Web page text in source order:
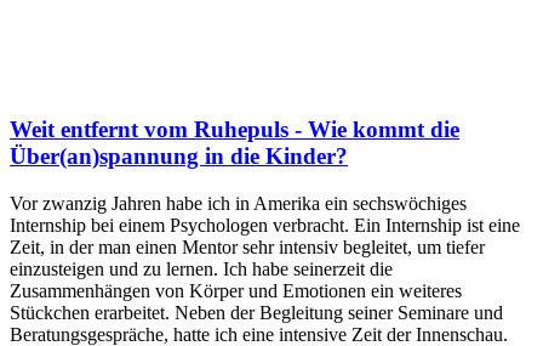
Weit entfernt vom Ruhepuls - Wie kommt die
Über(an)spannung in die Kinder?
Vor zwanzig Jahren habe ich in Amerika ein sechswöchiges
Internship bei einem Psychologen verbracht. Ein Internship ist eine
Zeit, in der man einen Mentor sehr intensiv begleitet, um tiefer
einzusteigen und zu lernen. Ich habe seinerzeit die
Zusammenhängen von Körper und Emotionen ein weiteres
Stückchen erarbeitet. Neben der Begleitung seiner Seminare und
Beratungsgespräche, hatte ich eine intensive Zeit der Innenschau.